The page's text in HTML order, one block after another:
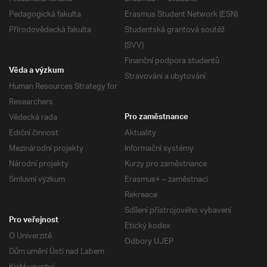
Pedagogická fakulta
Přírodovědecká fakulta
Erasmus Student Network (ESN)
Studentská grantová soutěž
(SVV)
Finanční podpora studentů
Stravování a ubytování
Věda a výzkum
Human Resources Strategy for
Researchers
Vědecká rada
Ediční činnost
Mezinárodní projekty
Národní projekty
Smluvní výzkum
Pro zaměstnance
Aktuality
Informační systémy
Kurzy pro zaměstnance
Erasmus+ – zaměstnaci
Rekreace
Sdílení přístrojového vybavení
Etický kodex
Odbory UJEP
Pro veřejnost
O Univerzitě
Dům umění Ústí nad Labem